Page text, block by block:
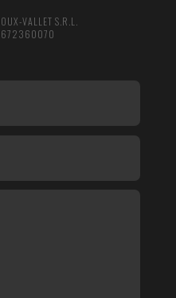
VALLET S.R.L.